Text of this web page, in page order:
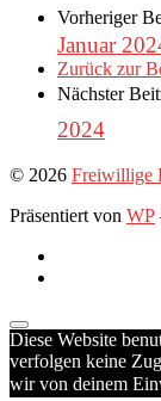
Vorheriger
Januar
Zurück zur
Nächster
2024
© 2026 Freiwillige
Präsentiert von WP
Diese Website
verfolgen keine
wir von deinem